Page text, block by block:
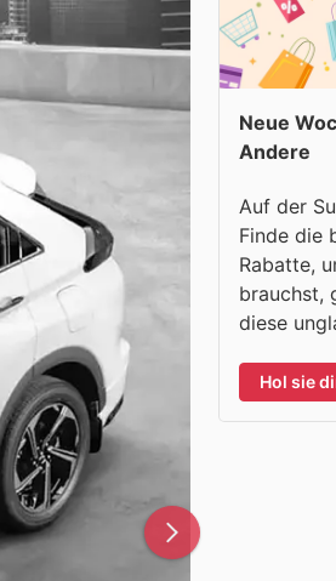
Neue
Andere
Auf der
Finde die
Rabatte,
brauchst,
diese
Hol sie